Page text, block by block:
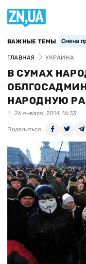
ВАЖНЫЕ ТЕМЫ Смена
ГЛАВНАЯ УКРАИНА
В СУМАХ
НАРОДНУЮ
26 января, 2014, 16:33
Поделиться